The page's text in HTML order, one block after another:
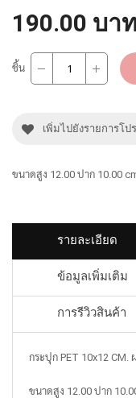
190.00 บาท
ชิ้น
เพิ่มไปยังรายการโป
ขนาดสูง 12.00 ปาก 10.00
รายละเอียด
ข้อมูลเพิ่มเติม
การรีวิวสินค้า
กระปุก PET 10x12 CM.
ขนาดสูง 12.00 ปาก